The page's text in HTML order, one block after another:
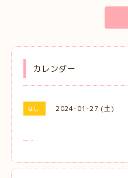
カレンダー
なし 2024-01-27 (土)